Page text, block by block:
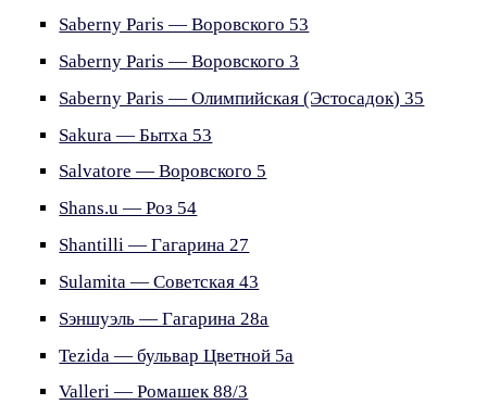
Saberny Paris — Воровского 53
Saberny Paris — Воровского 3
Saberny Paris — Олимпийская (Эстосадок) 35
Sakura — Бытха 53
Salvatore — Воровского 5
Shans.u — Роз 54
Shantilli — Гагарина 27
Sulamita — Советская 43
Sэншуэль — Гагарина 28а
Tezida — бульвар Цветной 5а
Valleri — Ромашек 88/3